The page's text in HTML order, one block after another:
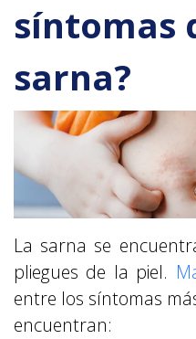
síntomas
sarna?
La sarna se
pliegues de la piel.
entre los síntomas
encuentran: